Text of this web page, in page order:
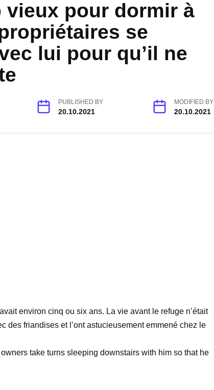
vieux pour dormir à
se
lui pour qu’il ne
PUBLISHED BY
20.10.2021
MODIFIED BY
20.10.2021
environ cinq ou six ans. La vie avant le refuge n’était
des friandises et l’ont astucieusement emmené chez le